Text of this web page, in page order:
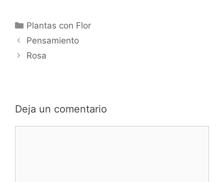
Categorías
Plantas con Flor
Pensamiento
Rosa
Deja un comentario